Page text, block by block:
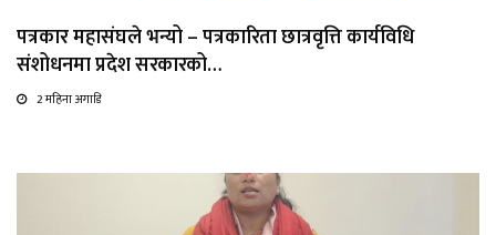
पत्रकार महासंघले भन्यो – पत्रकारिता छात्रवृत्ति कार्यविधि
संशोधनमा प्रदेश सरकारको…
2 महिना अगाडि